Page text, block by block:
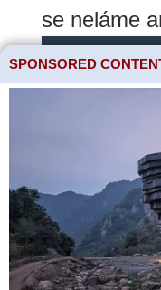
se neláme
hubnutí
se
SPONSORED